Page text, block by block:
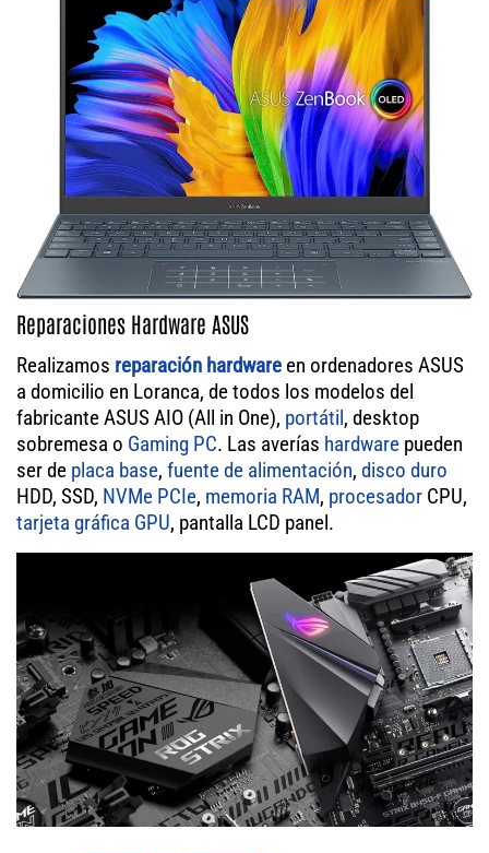
Reparaciones Hardware ASUS
Realizamos reparación hardware en ordenadores ASUS
a domicilio en Loranca, de todos los modelos del
fabricante ASUS AIO (All in One), portátil, desktop
sobremesa o Gaming PC. Las averías hardware pueden
ser de placa base, fuente de alimentación, disco duro
HDD, SSD, NVMe PCIe, memoria RAM, procesador CPU,
tarjeta gráfica GPU, pantalla LCD panel.